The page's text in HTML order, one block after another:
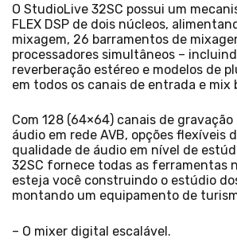
O StudioLive 32SC possui um
FLEX DSP de dois núcleos,
mixagem, 26 barramentos de
processadores simultâneos –
reverberação estéreo e modelos de
em todos os canais de entrada e mix
Com 128 (64×64) canais de gravação
áudio em rede AVB, opções flexíveis
qualidade de áudio em nível de
32SC fornece todas as ferramentas
esteja você construindo o estúdio
montando um equipamento de
– O mixer digital escalável.